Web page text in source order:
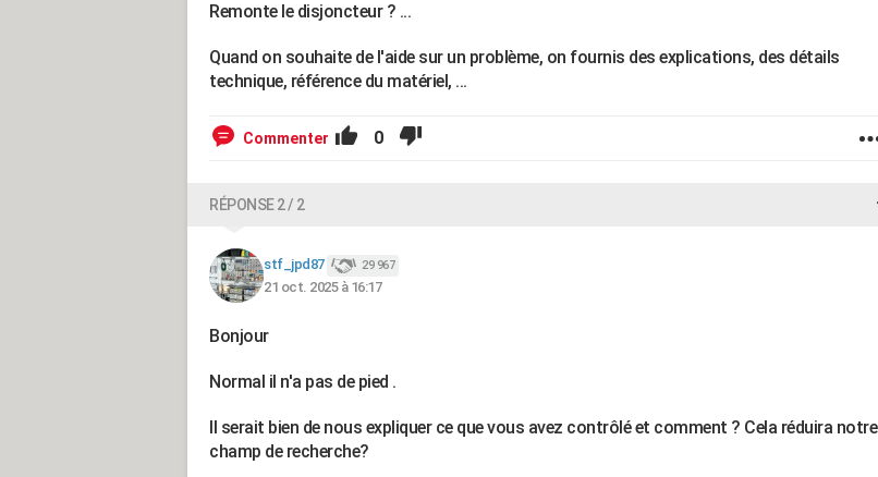
Remonte le disjoncteur ? ...
Quand on souhaite de l'aide sur un problème, on fournis des explications, des détails
technique, référence du matériel, ...
Commenter 0
RÉPONSE 2 / 2
stf_jpd87 29 967
21 oct. 2025 à 16:17
Bonjour
Normal il n'a pas de pied .
Il serait bien de nous expliquer ce que vous avez contrôlé et comment ? Cela réduira notre
champ de recherche?